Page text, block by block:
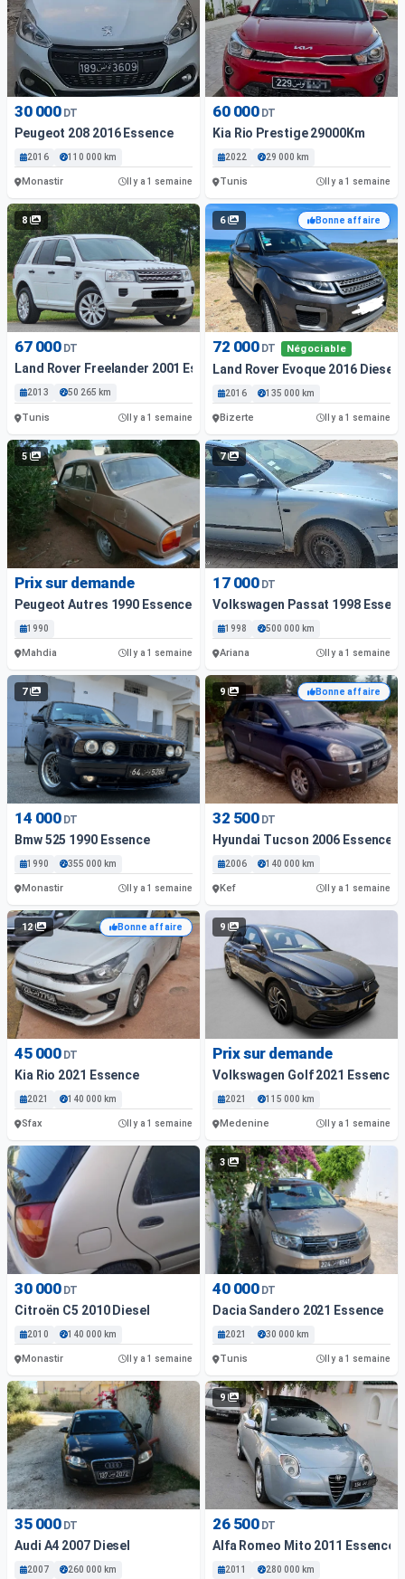
30 000 DT
Peugeot 208 2016 Essence
2016 110 000 km
Monastir Il y a 1 semaine
60 000 DT
Kia Rio Prestige 29000Km
2022 29 000 km
Tunis Il y a 1 semaine
8
67 000 DT
Land Rover Freelander 2001 Essence 50 265 Km Tunis
2013 50 265 km
Tunis Il y a 1 semaine
6 Bonne affaire
72 000 DT Négociable
Land Rover Evoque 2016 Diesel
2016 135 000 km
Bizerte Il y a 1 semaine
5
Prix sur demande
Peugeot Autres 1990 Essence
1990
Mahdia Il y a 1 semaine
7
17 000 DT
Volkswagen Passat 1998
1998 500 000 km
Ariana Il y a 1 semaine
7
14 000 DT
Bmw 525 1990 Essence
1990 355 000 km
Monastir Il y a 1 semaine
9 Bonne affaire
32 500 DT
Hyundai Tucson 2006 Essence
2006 140 000 km
Kef Il y a 1 semaine
12 Bonne affaire
45 000 DT
Kia Rio 2021 Essence
2021 140 000 km
Sfax Il y a 1 semaine
9
Prix sur demande
Volkswagen Golf 2021 Essence
2021 115 000 km
Medenine Il y a 1 semaine
30 000 DT
Citroën C5 2010 Diesel
2010 140 000 km
Monastir Il y a 1 semaine
3
40 000 DT
Dacia Sandero 2021 Essence
2021 30 000 km
Tunis Il y a 1 semaine
35 000 DT
Audi A4 2007 Diesel
2007 260 000 km
9
26 500 DT
Alfa Romeo Mito 2011 Essence
2011 280 000 km